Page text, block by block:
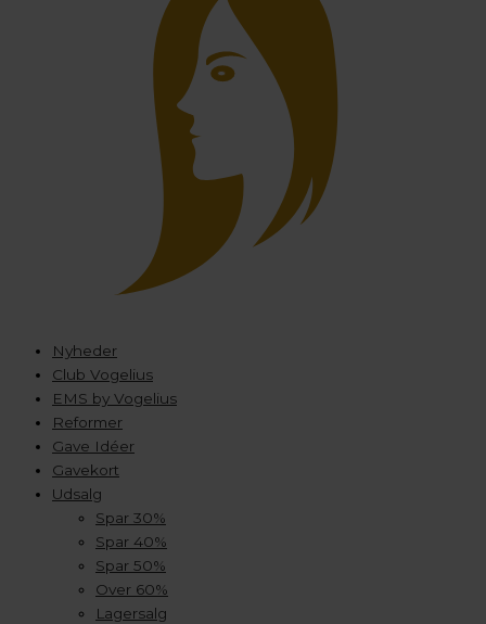
Nyheder
Club Vogelius
EMS by Vogelius
Reformer
Gave Idéer
Gavekort
Udsalg
Spar 30%
Spar 40%
Spar 50%
Over 60%
Lagersalg